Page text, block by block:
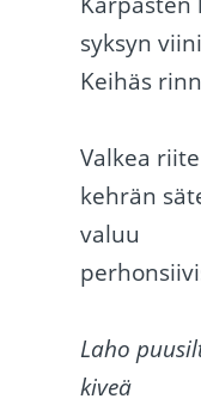
syksyn
Keihäs
Valkea riite
kehrän
valuu
Laho
kiveä